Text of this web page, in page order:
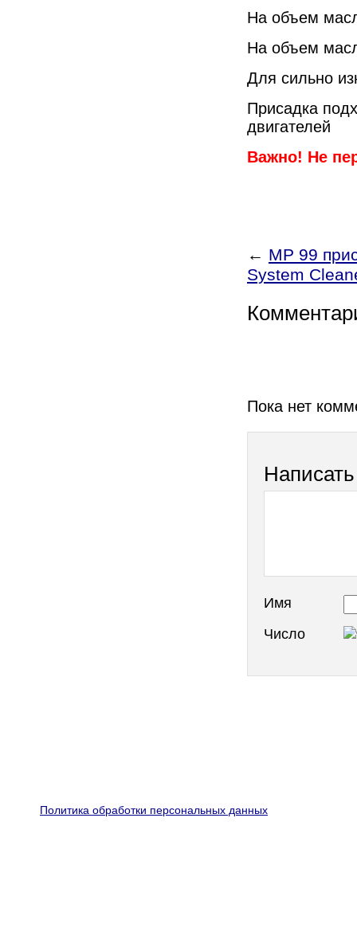
На объем
На объем
Для сильно
Присадка
двигателей
Важно! Не
← MP 99
System
Пока нет
Имя
Число
Политика обработки персональных данных